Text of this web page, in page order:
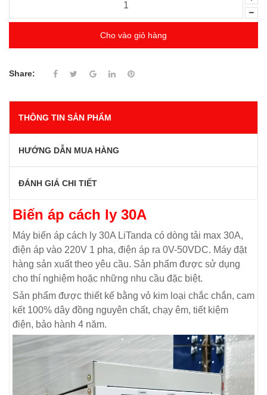
Cho vào giỏ hàng
Share:
THÔNG TIN SẢN PHẨM
HƯỚNG DẪN MUA HÀNG
ĐÁNH GIÁ CHI TIẾT
Biến áp cách ly 30A
Máy biến áp cách ly 30A LiTanda có dòng tải max 30A,
điện áp vào 220V 1 pha, điện áp ra 0V-50VDC. Máy đặt
hàng sản xuất theo yêu cầu. Sản phẩm được sử dụng
cho thí nghiệm hoặc những nhu cầu đặc biệt.
Sản phẩm được thiết kế bằng vỏ kim loại chắc chắn, cam
kết 100% dây đồng nguyên chất, chạy êm, tiết kiệm
điện, bảo hành 4 năm.